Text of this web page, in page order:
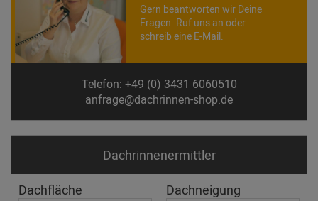
Gern beantworten wir Deine
Fragen. Ruf uns an oder
schreib eine E-Mail.
Telefon: +49 (0) 3431 6060510
anfrage@dachrinnen-shop.de
Dachrinnen­ermittler
Dachfläche Dachneigung